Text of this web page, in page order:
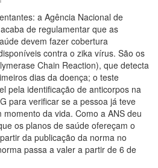
a Agência Nacional de
de regulamentar que as
devem fazer cobertura
contra o zika vírus. São os
Chain Reaction), que detecta
dias da doença; o teste
pela identificação de anticorpos na
para verificar se a pessoa já teve
da vida. Como a ANS deu
os planos de saúde ofereçam o
da publicação da norma no
passa a valer a partir de 6 de